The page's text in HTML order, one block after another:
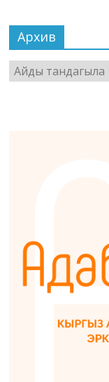
Архив
Архив